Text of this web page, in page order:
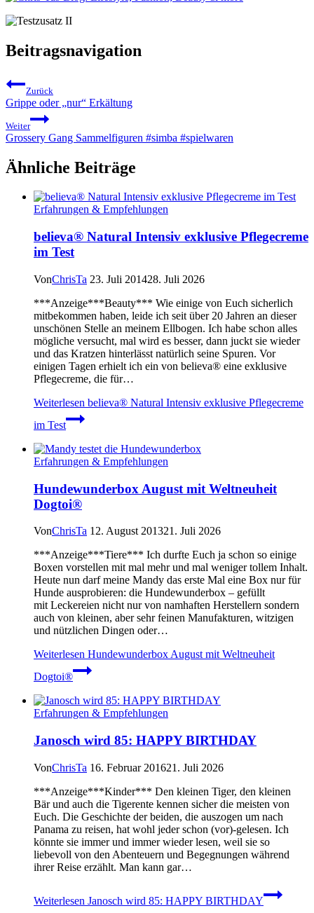
Beitragsnavigation
Zurück
Grippe oder „nur“ Erkältung
Weiter
Grossery Gang Sammelfiguren #simba #spielwaren
Ähnliche Beiträge
Erfahrungen & Empfehlungen
believa® Natural Intensiv exklusive Pflegecreme
im Test
VonChrisTa 23. Juli 201428. Juli 2026
***Anzeige***Beauty*** Wie einige von Euch sicherlich
mitbekommen haben, leide ich seit über 20 Jahren an dieser
unschönen Stelle an meinem Ellbogen. Ich habe schon alles
mögliche versucht, mal wird es besser, dann juckt sie wieder
und das Kratzen hinterlässt natürlich seine Spuren. Vor
einigen Tagen erhielt ich ein von believa® eine exklusive
Pflegecreme, die für…
Weiterlesen believa® Natural Intensiv exklusive Pflegecreme
im Test
Erfahrungen & Empfehlungen
Hundewunderbox August mit Weltneuheit
Dogtoi®
VonChrisTa 12. August 201321. Juli 2026
***Anzeige***Tiere*** Ich durfte Euch ja schon so einige
Boxen vorstellen mit mal mehr und mal weniger tollem Inhalt.
Heute nun darf meine Mandy das erste Mal eine Box nur für
Hunde ausprobieren: die Hundewunderbox – gefüllt
mit Leckereien nicht nur von namhaften Herstellern sondern
auch von kleinen, aber sehr feinen Manufakturen, witzigen
und nützlichen Dingen oder…
Weiterlesen Hundewunderbox August mit Weltneuheit
Dogtoi®
Erfahrungen & Empfehlungen
Janosch wird 85: HAPPY BIRTHDAY
VonChrisTa 16. Februar 201621. Juli 2026
***Anzeige***Kinder*** Den kleinen Tiger, den kleinen
Bär und auch die Tigerente kennen sicher die meisten von
Euch. Die Geschichte der beiden, die auszogen um nach
Panama zu reisen, hat wohl jeder schon (vor)-gelesen. Ich
könnte sie immer und immer wieder lesen, weil sie so
liebevoll von den Abenteuern und Begegnungen während
ihrer Reise erzählt. Man kann gar…
Weiterlesen Janosch wird 85: HAPPY BIRTHDAY